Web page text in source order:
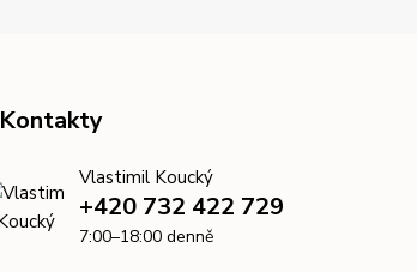
Kontakty
Vlastimil Koucký
+420 732 422 729
7:00–18:00 denně